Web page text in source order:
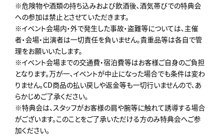
※危険物や酒類の持ち込みおよび飲酒後、酒気帯びでの特典会
への参加は禁止とさせていただきます。
※イベント会場内・外で発生した事故・盗難等については、主催
者・会場・出演者は一切責任を負いません。貴重品等は各自で管
理をお願いいたします。
※イベント会場までの交通費・宿泊費等はお客様ご自身のご負担
となります。万が一、イベントが中止になった場合でも条件は変わ
りません。CD商品の払い戻しや返金等も一切行いませんので、あ
らかじめご了承ください。
※特典会は、スタッフがお客様の肩や腕等に触れて誘導する場合
がございます。このことをご了承いただける方のみ特典会へご参
加ください。